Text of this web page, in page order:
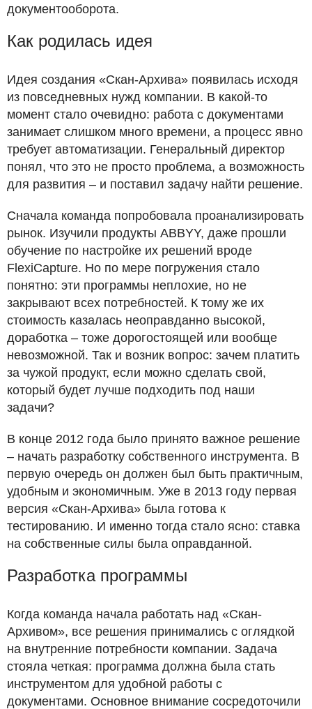
документооборота.
Как родилась идея
Идея создания «Скан-Архива» появилась исходя
из повседневных нужд компании. В какой-то
момент стало очевидно: работа с документами
занимает слишком много времени, а процесс явно
требует автоматизации. Генеральный директор
понял, что это не просто проблема, а возможность
для развития – и поставил задачу найти решение.
Сначала команда попробовала проанализировать
рынок. Изучили продукты ABBYY, даже прошли
обучение по настройке их решений вроде
FlexiCapture. Но по мере погружения стало
понятно: эти программы неплохие, но не
закрывают всех потребностей. К тому же их
стоимость казалась неоправданно высокой,
доработка – тоже дорогостоящей или вообще
невозможной. Так и возник вопрос: зачем платить
за чужой продукт, если можно сделать свой,
который будет лучше подходить под наши
задачи?
В конце 2012 года было принято важное решение
– начать разработку собственного инструмента. В
первую очередь он должен был быть практичным,
удобным и экономичным. Уже в 2013 году первая
версия «Скан-Архива» была готова к
тестированию. И именно тогда стало ясно: ставка
на собственные силы была оправданной.
Разработка программы
Когда команда начала работать над «Скан-
Архивом», все решения принимались с оглядкой
на внутренние потребности компании. Задача
стояла четкая: программа должна была стать
инструментом для удобной работы с
документами. Основное внимание сосредоточили